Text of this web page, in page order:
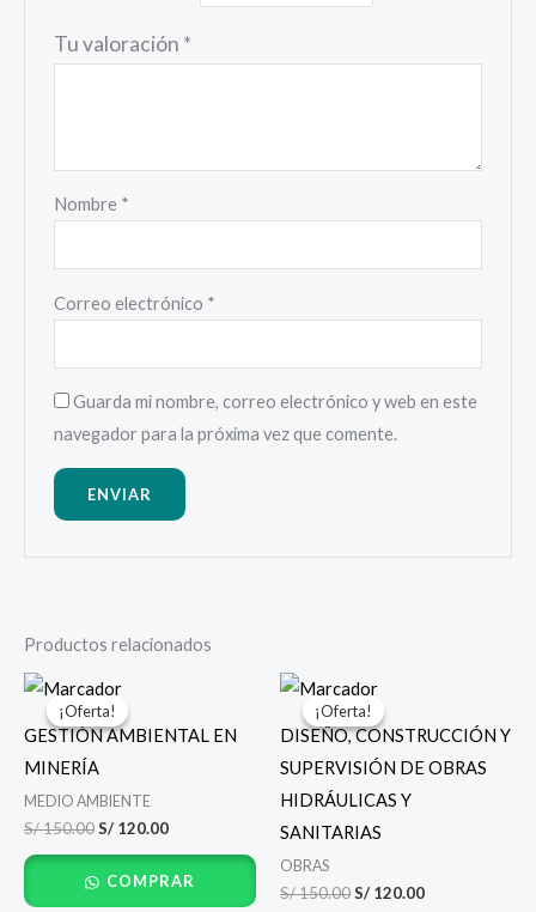
Tu valoración *
Nombre *
Correo electrónico *
Guarda mi nombre, correo electrónico y web en este
navegador para la próxima vez que comente.
Productos relacionados
¡Oferta!
¡Oferta!
GESTIÓN AMBIENTAL EN
MINERÍA
MEDIO AMBIENTE
S/150.00
El
precio
original
era:
S/ 120.00
es:
COMPRAR
¡Oferta!
¡Oferta!
DISEÑO, CONSTRUCCIÓN Y
SUPERVISIÓN DE OBRAS
HIDRÁULICAS Y
SANITARIAS
OBRAS
S/150.00
El
precio
original
era:
S/ 150.00.
S/ 120.00
es:
S/ 120.00.